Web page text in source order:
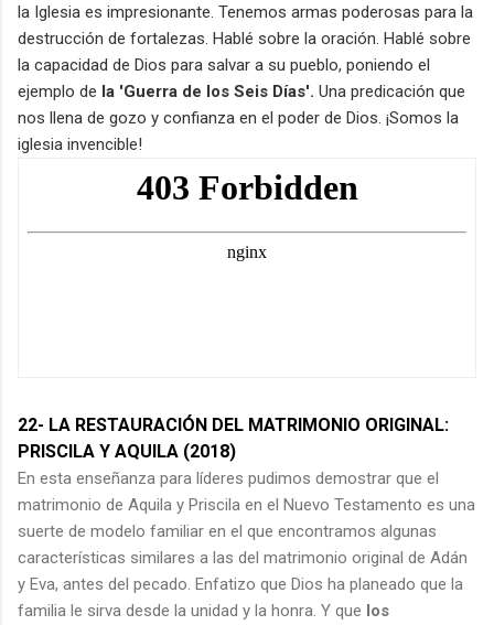
la Iglesia es impresionante. Tenemos armas poderosas para la
destrucción de fortalezas. Hablé sobre la oración. Hablé sobre
la capacidad de Dios para salvar a su pueblo, poniendo el
ejemplo de la 'Guerra de los Seis Días'. Una predicación que
nos llena de gozo y confianza en el poder de Dios. ¡Somos la
iglesia invencible!
22- LA RESTAURACIÓN DEL MATRIMONIO ORIGINAL:
PRISCILA Y AQUILA (2018)
En esta enseñanza para líderes pudimos demostrar que el
matrimonio de Aquila y Priscila en el Nuevo Testamento es una
suerte de modelo familiar en el que encontramos algunas
características similares a las del matrimonio original de Adán
y Eva, antes del pecado. Enfatizo que Dios ha planeado que la
familia le sirva desde la unidad y la honra. Y que los